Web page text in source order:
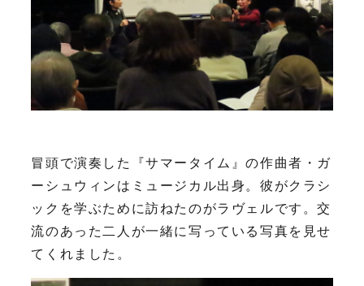
冒頭で演奏した『サマータイム』の作曲者・ガ
ーシュウィンはミュージカル出身。彼がクラシ
ックを学ぶために訪ねたのがラヴェルです。交
流のあった二人が一緒に写っている写真を見せ
てくれました。